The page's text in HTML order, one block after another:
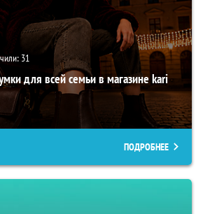
31
для всей семьи в магазине kari
ПОДРОБНЕЕ